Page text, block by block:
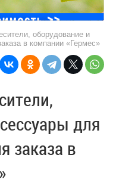
оборудование и
в компании «Гермес»
для
заказа в